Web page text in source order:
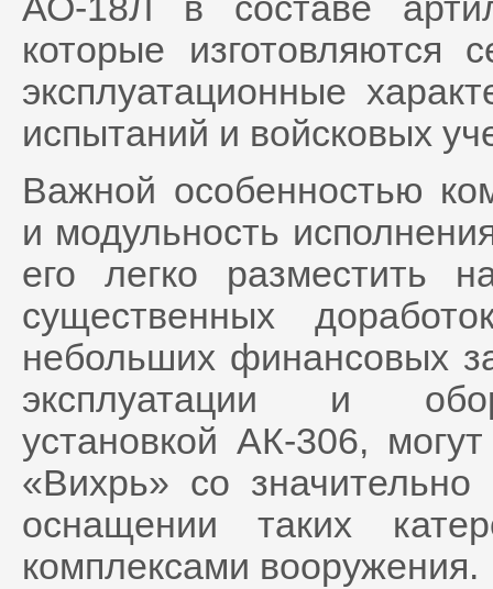
которые
эксплуатационные
испытаний и войсковых
Важной особенностью
и модульность
его легко разместить
существенных
небольших финансовых
эксплуатации и
установкой АК-306,
«Вихрь» со
оснащении таких
комплексами вооружения.